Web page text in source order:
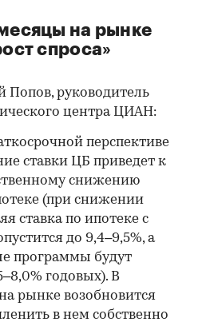
на рынке
спроса»
Попов, руководитель
центра ЦИАН:
перспективе
ставки ЦБ приведет к
снижению
(при снижении
ставка по ипотеке с
до 9,4–9,5%, а
программы будут
годовых). В
рынке возобновится
в нем собственно